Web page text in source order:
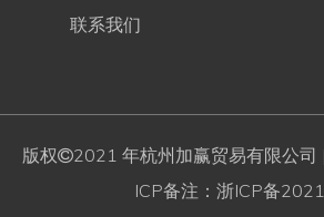
联系我们
版权2021 年杭州加赢贸易有限公司
ICP备注： 浙ICP备